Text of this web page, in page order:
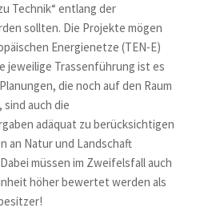
Technik“ entlang der
sollten. Die Projekte mögen
Energienetze (TEN-E)
jeweilige Trassenführung ist es
die noch auf den Raum
sind auch die
adäquat zu berücksichtigen
an Natur und Landschaft
müssen im Zweifelsfall auch
höher bewertet werden als